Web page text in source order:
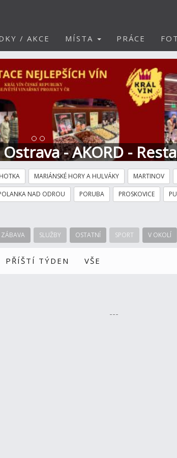
/ AKCE MÍSTA PRÁCE
- AKORD -
MARIÁNSKÉ HORY A HULVÁKY MARTINOV
NAD ODROU PORUBA PROSKOVICE
ZÁBAVA SLUŽBY OSTATNÍ SPORT V OKOLÍ
PŘÍŠTÍ TÝDEN VŠE
---